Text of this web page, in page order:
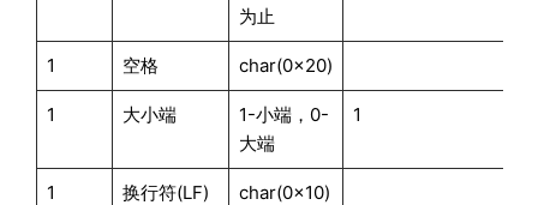
为止
1 空格 char(0x20)
1 大小端
1-小端，0-
大端
1
1 换行符(LF) char(0x10)